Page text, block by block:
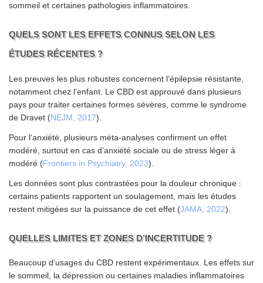
sommeil et certaines pathologies inflammatoires.
QUELS SONT LES EFFETS CONNUS SELON LES
ÉTUDES RÉCENTES ?
Les preuves les plus robustes concernent l’épilepsie résistante,
notamment chez l’enfant. Le CBD est approuvé dans plusieurs
pays pour traiter certaines formes sévères, comme le syndrome
de Dravet (NEJM, 2017).
Pour l’anxiété, plusieurs méta-analyses confirment un effet
modéré, surtout en cas d’anxiété sociale ou de stress léger à
modéré (Frontiers in Psychiatry, 2023).
Les données sont plus contrastées pour la douleur chronique :
certains patients rapportent un soulagement, mais les études
restent mitigées sur la puissance de cet effet (JAMA, 2022).
QUELLES LIMITES ET ZONES D’INCERTITUDE ?
Beaucoup d’usages du CBD restent expérimentaux. Les effets sur
le sommeil, la dépression ou certaines maladies inflammatoires